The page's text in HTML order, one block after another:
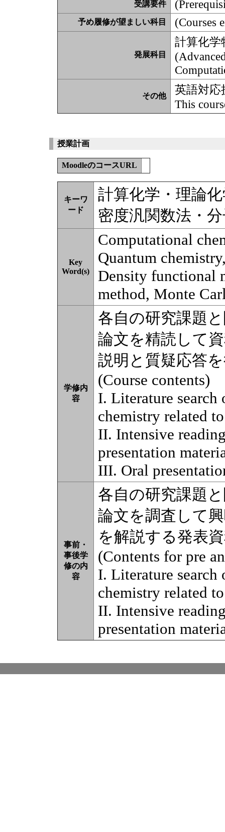
受講要件
予め履修が望ましい科目 (Courses
発展科目
計算化学
その他
英語対応
This
授業計画
MoodleのコースURL
キーワ
ード
計算化学・理論
密度汎関数法・
Key
Word(s)
Computational
Quantum
Density functional
method, Monte
学修内
容
各自の研究課題
論文を精読して
説明と質疑応答
(Course contents)
I. Literature search
chemistry related
II. Intensive
presentation
III. Oral
事前・
事後学
修の内
容
各自の研究課題
論文を調査して
を解説する発表
(Contents for pre
I. Literature search
chemistry related
II. Intensive
presentation